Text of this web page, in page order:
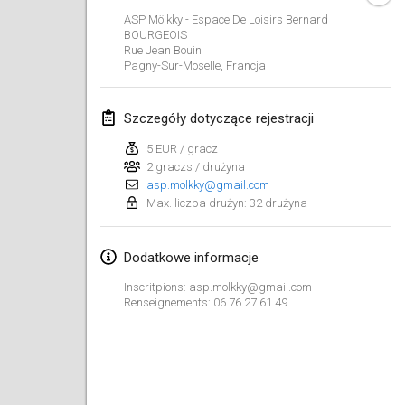
ASP Mölkky - Espace De Loisirs Bernard
BOURGEOIS
Rue Jean Bouin
Pagny-Sur-Moselle, Francja
Szczegóły dotyczące rejestracji
5 EUR / gracz
2 graczs / drużyna
asp.molkky@gmail.com
Max. liczba drużyn: 32 drużyna
Dodatkowe informacje
Inscritpions: asp.molkky@gmail.com
Renseignements: 06 76 27 61 49
Open de Boulay Triplette
20 mar 2021
9 kwi 2021 |
ANULOWANY
Indoor de la CASAS
10 kwi 2021|Francja
10 kwi 2021|Czechy